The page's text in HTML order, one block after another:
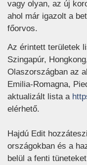
vagy olyan, az új
ahol már igazolt a
főorvos.
Az érintett területek
Szingapúr,
Olaszországban az
Emilia-Romagna,
aktualizált lista a
elérhető.
Hajdú Edit
országokban és a
belül a fenti